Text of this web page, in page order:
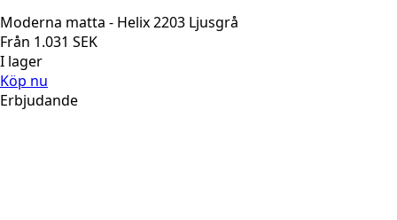
Moderna matta - Helix 2203 Ljusgrå
Från 1.031 SEK
I lager
Köp nu
Erbjudande